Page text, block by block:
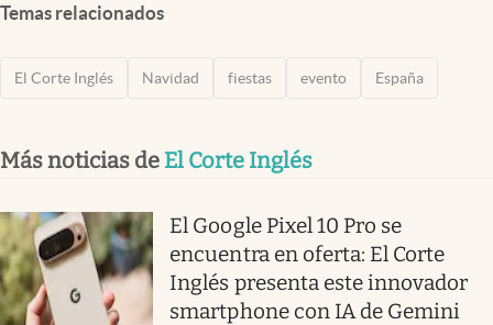
Temas relacionados
El Corte Inglés Navidad fiestas evento España
Más noticias de El Corte Inglés
El Google Pixel 10 Pro se
encuentra en oferta: El Corte
Inglés presenta este innovador
smartphone con IA de Gemini